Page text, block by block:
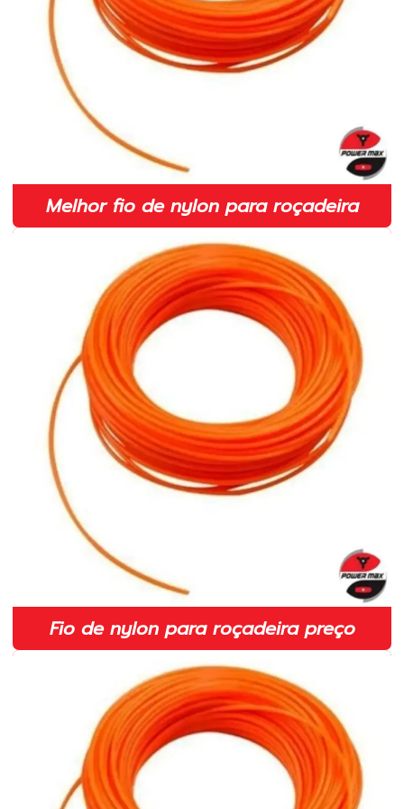
Faca para roçadeira
Faca para roçadeira em sp
Faca para roçadeira stihl
Faca para roçadeira toyama
Facas para roçadeiras agrícolas
Fio de nylon para roçadeira
Fio de nylon para roçadeira em sp
Fornecedor de lâminas para roçadeira
Fornecedor de peças para motosserra
Fornecedor de peças para roçadeira
Fornecedores de peças para roçadeiras
Implementos para roçadeiras
Indústria de peças para roçadeiras
Lâmina 2 pontas para roçadeira 350mm
Lâmina 2 pontas para roçadeira em sp
Lâmina para cortar grama
Lâmina de corte para roçadeira
Lâmina faca para roçadeira
Lâmina laranja para roçadeira
Lâmina para roçadeira
Lâmina para roçadeira 2 pontas
Melhor fio de nylon para roçadeira
Fio de nylon para roçadeira preço